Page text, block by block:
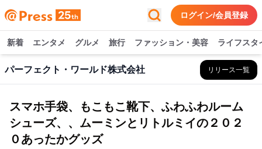
ログイン/会員登録
新着 エンタメ グルメ 旅行 ファッション・美容 ライフスタ
パーフェクト・ワールド株式会社 リリース一覧
スマホ手袋、もこもこ靴下、ふわふわルーム
シューズ、、ムーミンとリトルミイの２０２
０あったかグッズ